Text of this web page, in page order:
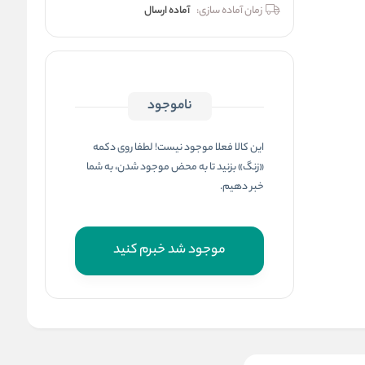
زمان آماده سازی: آماده ارسال
ناموجود
این کالا فعلا موجود نیست! لطفا روی دکمه
«زنگ» بزنید تا به محض موجود شدن، به شما
خبر دهیم.
موجود شد خبرم کنید